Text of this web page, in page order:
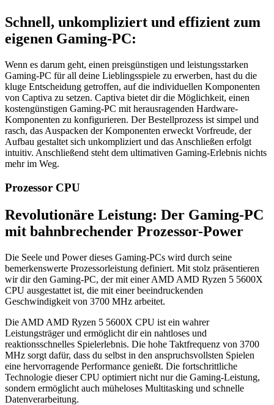
Schnell, unkompliziert und effizient zum
eigenen Gaming-PC:
Wenn es darum geht, einen preisgünstigen und leistungsstarken
Gaming-PC für all deine Lieblingsspiele zu erwerben, hast du die
kluge Entscheidung getroffen, auf die individuellen Komponenten
von Captiva zu setzen. Captiva bietet dir die Möglichkeit, einen
kostengünstigen Gaming-PC mit herausragenden Hardware-
Komponenten zu konfigurieren. Der Bestellprozess ist simpel und
rasch, das Auspacken der Komponenten erweckt Vorfreude, der
Aufbau gestaltet sich unkompliziert und das Anschließen erfolgt
intuitiv. Anschließend steht dem ultimativen Gaming-Erlebnis nichts
mehr im Weg.
Prozessor CPU
Revolutionäre Leistung: Der Gaming-PC
mit bahnbrechender Prozessor-Power
Die Seele und Power dieses Gaming-PCs wird durch seine
bemerkenswerte Prozessorleistung definiert. Mit stolz präsentieren
wir dir den Gaming-PC, der mit einer ‎AMD AMD Ryzen 5 5600X
CPU ausgestattet ist, die mit einer beeindruckenden
Geschwindigkeit von ‎3700 MHz arbeitet.
Die ‎AMD AMD Ryzen 5 5600X CPU ist ein wahrer
Leistungsträger und ermöglicht dir ein nahtloses und
reaktionsschnelles Spielerlebnis. Die hohe Taktfrequenz von ‎3700
MHz sorgt dafür, dass du selbst in den anspruchsvollsten Spielen
eine hervorragende Performance genießt. Die fortschrittliche
Technologie dieser CPU optimiert nicht nur die Gaming-Leistung,
sondern ermöglicht auch müheloses Multitasking und schnelle
Datenverarbeitung.